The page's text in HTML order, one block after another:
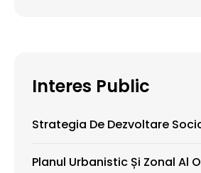
Interes Public
Strategia De Dezvoltare
Planul Urbanistic Și Zonal Al